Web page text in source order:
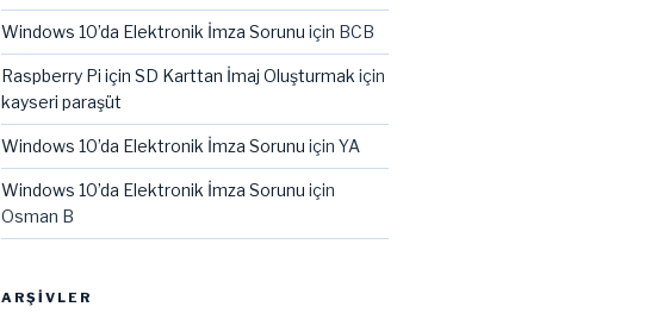
Windows 10’da Elektronik İmza Sorunu için BCB
Raspberry Pi için SD Karttan İmaj Oluşturmak için
kayseri paraşüt
Windows 10’da Elektronik İmza Sorunu için YA
Windows 10’da Elektronik İmza Sorunu için
Osman B
ARŞIVLER